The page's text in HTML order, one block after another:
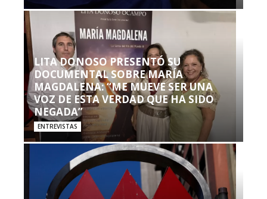
LITA DONOSO PRESENTÓ SU
DOCUMENTAL SOBRE MARÍA
MAGDALENA: “ME MUEVE SER UNA
VOZ DE ESTA VERDAD QUE HA SIDO
NEGADA”
ENTREVISTAS